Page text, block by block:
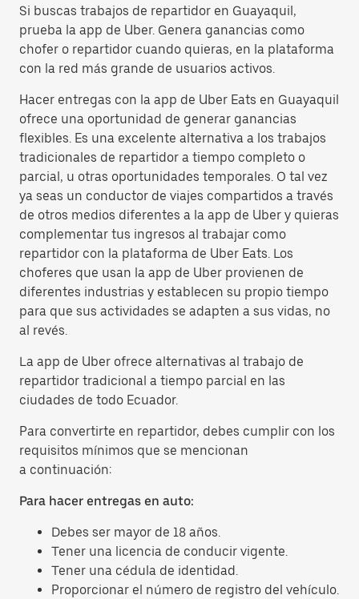
Si buscas trabajos de repartidor en Guayaquil,
prueba la app de Uber. Genera ganancias como
chofer o repartidor cuando quieras, en la plataforma
con la red más grande de usuarios activos.
Hacer entregas con la app de Uber Eats en Guayaquil
ofrece una oportunidad de generar ganancias
flexibles. Es una excelente alternativa a los trabajos
tradicionales de repartidor a tiempo completo o
parcial, u otras oportunidades temporales. O tal vez
ya seas un conductor de viajes compartidos a través
de otros medios diferentes a la app de Uber y quieras
complementar tus ingresos al trabajar como
repartidor con la plataforma de Uber Eats. Los
choferes que usan la app de Uber provienen de
diferentes industrias y establecen su propio tiempo
para que sus actividades se adapten a sus vidas, no
al revés.
La app de Uber ofrece alternativas al trabajo de
repartidor tradicional a tiempo parcial en las
ciudades de todo Ecuador.
Para convertirte en repartidor, debes cumplir con los
requisitos mínimos que se mencionan
a continuación:
Para hacer entregas en auto:
Debes ser mayor de 18 años.
Tener una licencia de conducir vigente.
Tener una cédula de identidad.
Proporcionar el número de registro del vehículo.